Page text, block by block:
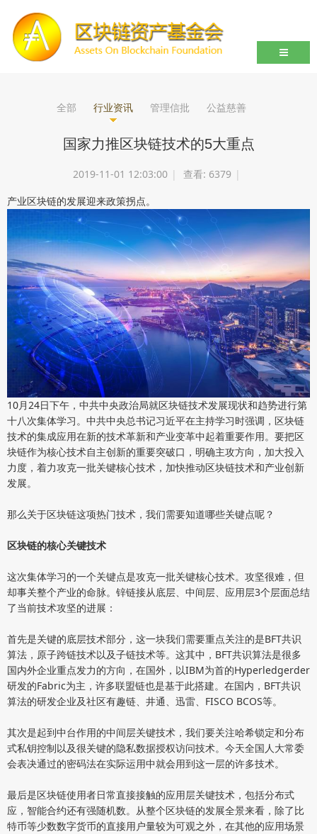
导航切
全部 行业资讯 管理信批 公益慈善
国家力推区块链技术的5大重点
2019-11-01 12:03:00 | 查看: 6379 |
产业区块链的发展迎来政策拐点。
10月24日下午，中共中央政治局就区块链技术发展现状和趋势进行第
十八次集体学习。中共中央总书记习近平在主持学习时强调，区块链
技术的集成应用在新的技术革新和产业变革中起着重要作用。要把区
块链作为核心技术自主创新的重要突破口，明确主攻方向，加大投入
力度，着力攻克一批关键核心技术，加快推动区块链技术和产业创新
发展。
那么关于区块链这项热门技术，我们需要知道哪些关键点呢？
区块链的核心关键技术
这次集体学习的一个关键点是攻克一批关键核心技术。攻坚很难，但
却事关整个产业的命脉。锌链接从底层、中间层、应用层3个层面总结
了当前技术攻坚的进展：
首先是关键的底层技术部分，这一块我们需要重点关注的是BFT共识
算法，原子跨链技术以及子链技术等。这其中，BFT共识算法是很多
国内外企业重点发力的方向，在国外，以IBM为首的Hyperledgerder
研发的Fabric为主，许多联盟链也是基于此搭建。在国内，BFT共识
算法的研发企业及社区有趣链、井通、迅雷、FISCO BCOS等。
其次是起到中台作用的中间层关键技术，我们要关注哈希锁定和分布
式私钥控制以及很关键的隐私数据授权访问技术。今天全国人大常委
会表决通过的密码法在实际运用中就会用到这一层的许多技术。
最后是区块链使用者日常直接接触的应用层关键技术，包括分布式
应，智能合约还有强随机数。从整个区块链的发展全景来看，除了比
特币等少数数字货币的直接用户量较为可观之外，在其他的应用场景